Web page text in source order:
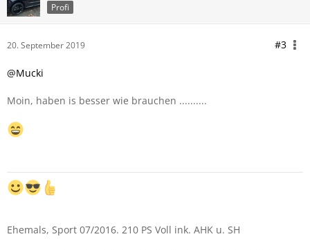
Profi
20. September 2019 #3
@Mucki
Moin, haben is besser wie brauchen ..........
Ehemals, Sport 07/2016. 210 PS Voll ink. AHK u. SH